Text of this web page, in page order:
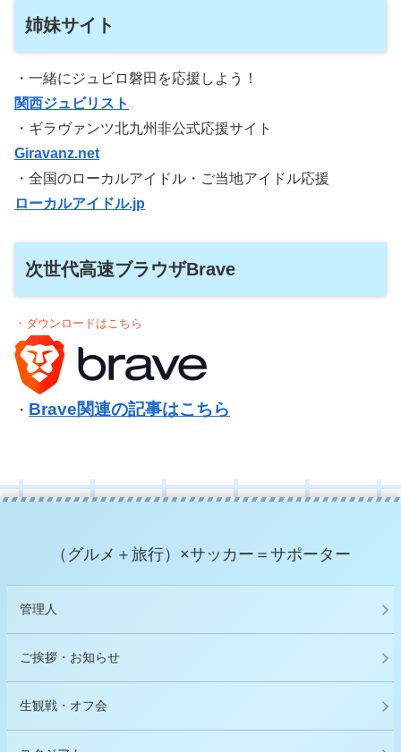
姉妹サイト
・一緒にジュビロ磐田を応援しよう！
関西ジュビリスト
・ギラヴァンツ北九州非公式応援サイト
Giravanz.net
・全国のローカルアイドル・ご当地アイドル応援
ローカルアイドル.jp
次世代高速ブラウザBrave
・ダウンロードはこちら
・ Brave関連の記事はこちら
（グルメ＋旅行）×サッカー＝サポーター
管理人
ご挨拶・お知らせ
生観戦・オフ会